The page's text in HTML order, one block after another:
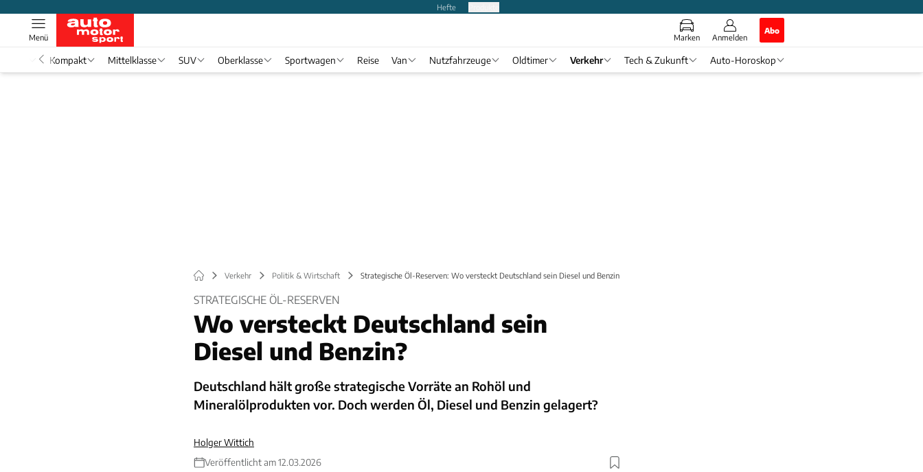
Hefte
Marken Anmelden
Abo
Menü
Kompakt Mittelklasse SUV Oberklasse Sportwagen Reise Van Nutzfahrzeuge Oldtimer Verkehr Tech & Zukunft Auto-Horoskop
Verkehr Politik & Wirtschaft Strategische Öl-Reserven: Wo versteckt Deutschland sein Diesel und Benzin?
STRATEGISCHE ÖL-RESERVEN
Wo versteckt Deutschland sein
Diesel und Benzin?
Deutschland hält große strategische Vorräte an Rohöl und
Mineralölprodukten vor. Doch werden Öl, Diesel und Benzin gelagert?
Holger Wittich
Veröffentlicht am 12.03.2026